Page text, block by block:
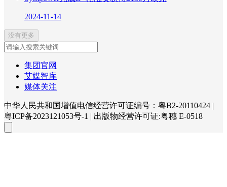
2024-11-14
没有更多
集团官网
艾媒智库
媒体关注
中华人民共和国增值电信经营许可证编号：粤B2-20110424 |
粤ICP备2023121053号-1 | 出版物经营许可证:粤穗 E-0518